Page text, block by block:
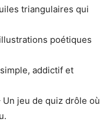
triangulaires qui
poétiques
addictif et
Un jeu de quiz drôle où